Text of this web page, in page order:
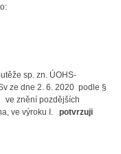
sp. zn. ÚOHS-
ze dne 2. 6. 2020 podle §
znění pozdějších
ve výroku I. potvrzuji